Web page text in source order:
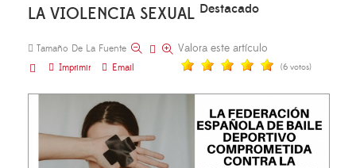
LA VIOLENCIA SEXUAL Destacado
Tamaño De La Fuente
Imprimir
Email
Valora este artículo
(6 votos)